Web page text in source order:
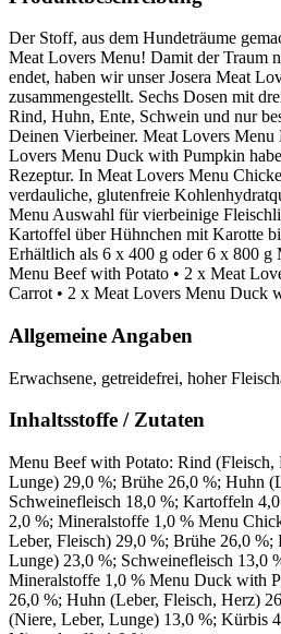
Der Stoff, aus dem Hundeträume
Meat Lovers Menu! Damit der Traum
endet, haben wir unser Josera Meat
zusammengestellt. Sechs Dosen mit
Rind, Huhn, Ente, Schwein und nur
Deinen Vierbeiner. Meat Lovers
Lovers Menu Duck with Pumpkin
Rezeptur. In Meat Lovers Menu
verdauliche, glutenfreie
Menu Auswahl für vierbeinige
Kartoffel über Hühnchen mit Karotte
Erhältlich als 6 x 400 g oder 6 x 800
Menu Beef with Potato • 2 x Meat
Carrot • 2 x Meat Lovers Menu Duck
Allgemeine Angaben
Erwachsene, getreidefrei, hoher
Inhaltsstoffe / Zutaten
Menu Beef with Potato: Rind (Fleisch,
Lunge) 29,0 %; Brühe 26,0 %; Huhn
Schweinefleisch 18,0 %; Kartoffeln
2,0 %; Mineralstoffe 1,0 % Menu
Leber, Fleisch) 29,0 %; Brühe 26,0 %;
Lunge) 23,0 %; Schweinefleisch 13,0
Mineralstoffe 1,0 % Menu Duck with
26,0 %; Huhn (Leber, Fleisch, Herz)
(Niere, Leber, Lunge) 13,0 %; Kürbis